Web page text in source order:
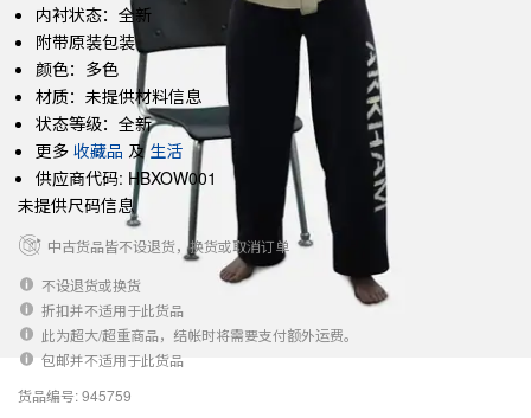
内衬状态：全新
附带原装包装
颜色：多色
材质：未提供材料信息
状态等级：全新
更多 收藏品 及生活
供应商代码: HBXOW001
未提供尺码信息
中古货品皆不设退货，换货或取消订单
不设退货或换货
折扣并不适用于此货品
此为超大/超重商品，结帐时将需要支付额外运费。
包邮并不适用于此货品
货品编号: 945759